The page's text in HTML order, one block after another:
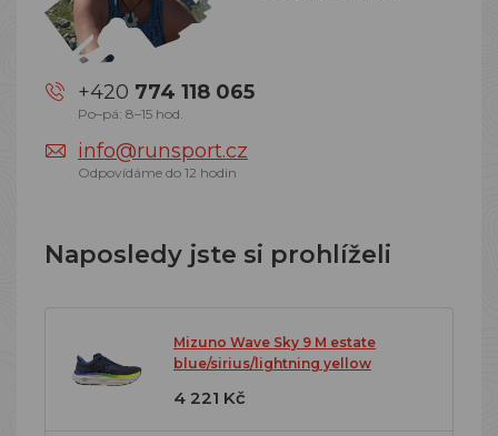
+420 774 118 065
Po–pá: 8–15 hod.
info@runsport.cz
Odpovídáme do 12 hodin
Naposledy jste si prohlíželi
Mizuno Wave Sky 9 M estate
blue/sirius/lightning yellow
4 221 Kč